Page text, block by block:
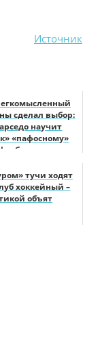
Источник
сделал выбор:
научит
«пафосному»
футболу
тучи ходят
хоккейный –
объят